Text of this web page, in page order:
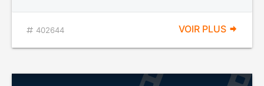
402644 VOIR PLUS